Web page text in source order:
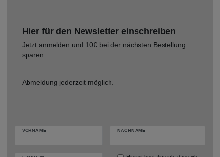
Hier für den Newsletter einschreiben
Jetzt anmelden und 10€ bei der nächsten Bestellung
sparen.
Abmeldung jederzeit möglich.
VORNAME NACHNAME